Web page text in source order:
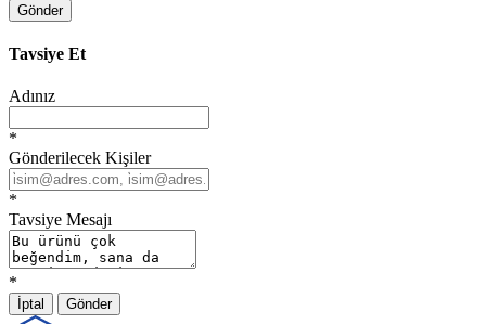
Gönder
Tavsiye Et
Adınız
*
Gönderilecek Kişiler
*
Tavsiye Mesajı
*
İptal Gönder